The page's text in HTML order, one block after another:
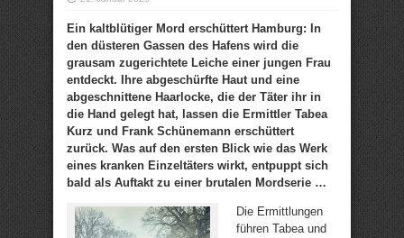
Ein kaltblütiger Mord erschüttert Hamburg: In
den düsteren Gassen des Hafens wird die
grausam zugerichtete Leiche einer jungen Frau
entdeckt. Ihre abgeschürfte Haut und eine
abgeschnittene Haarlocke, die der Täter ihr in
die Hand gelegt hat, lassen die Ermittler Tabea
Kurz und Frank Schünemann erschüttert
zurück. Was auf den ersten Blick wie das Werk
eines kranken Einzeltäters wirkt, entpuppt sich
bald als Auftakt zu einer brutalen Mordserie …
Die Ermittlungen
führen Tabea und